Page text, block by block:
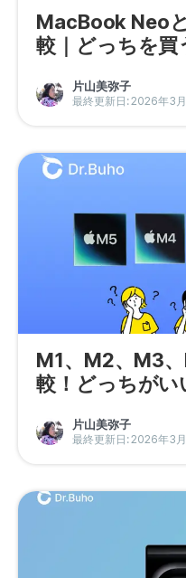
MacBook Neo
較｜どっちを買
片山美弥子
最終更新日: 2026年3
M1、M2、M3
較！どっちがい
片山美弥子
最終更新日: 2026年3